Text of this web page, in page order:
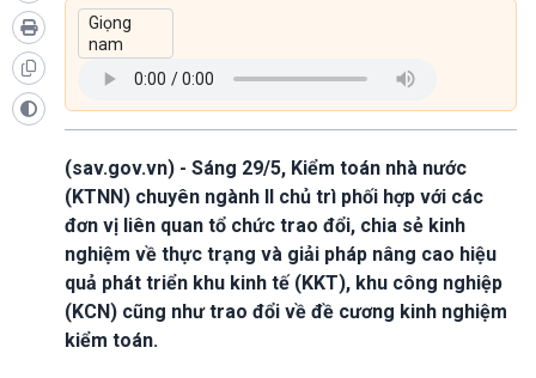
(sav.gov.vn) - Sáng 29/5, Kiểm toán nhà nước
(KTNN) chuyên ngành II chủ trì phối hợp với các
đơn vị liên quan tổ chức trao đổi, chia sẻ kinh
nghiệm về thực trạng và giải pháp nâng cao hiệu
quả phát triển khu kinh tế (KKT), khu công nghiệp
(KCN) cũng như trao đổi về đề cương kinh nghiệm
kiểm toán.